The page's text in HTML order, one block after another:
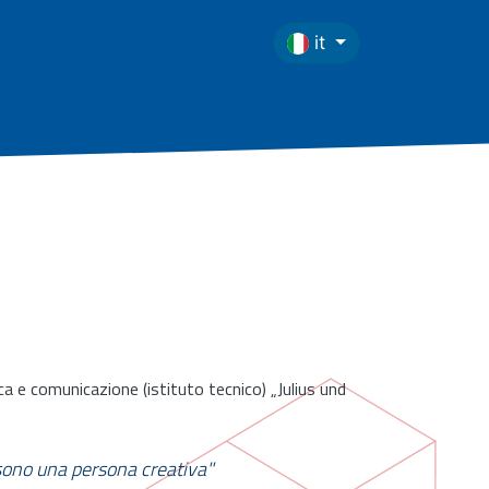
it
comunicazione (istituto tecnico) „Julius und
una persona creativa"